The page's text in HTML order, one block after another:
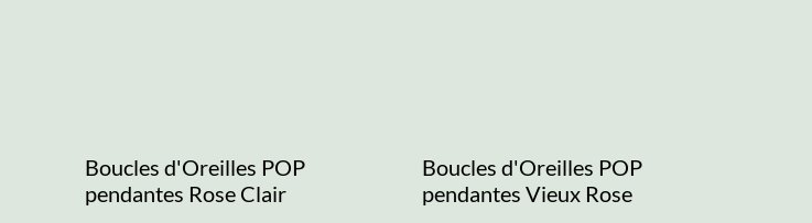
Boucles d'Oreilles POP
pendantes Rose Clair
Boucles d'Oreilles POP
pendantes Vieux Rose